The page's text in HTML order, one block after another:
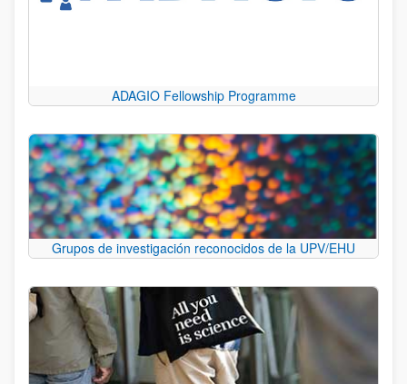
ADAGIO Fellowship Programme
Grupos de investigación reconocidos de la UPV/EHU